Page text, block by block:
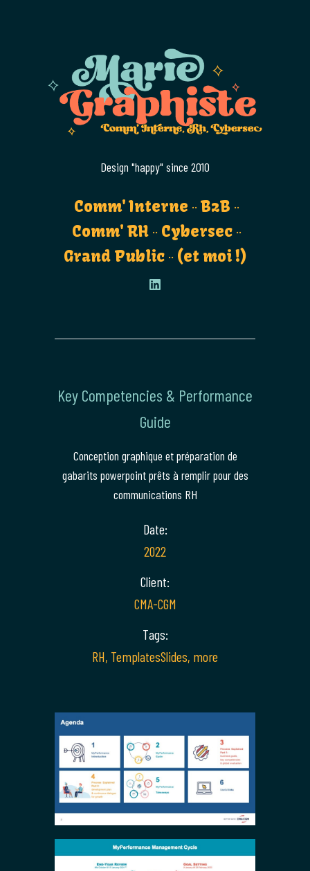
Design "happy" since 2010
Comm' Interne
B2B
Comm' RH
Cybersec
Grand Public
(et moi !)
Key Competencies & Performance
Guide
Conception graphique et préparation de
gabarits powerpoint prêts à remplir pour des
communications RH
Date:
2022
Client:
CMA-CGM
Tags:
RH, TemplatesSlides, more